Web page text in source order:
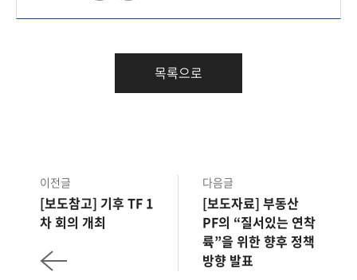
목록으로
이전글
[보도참고] 기후 TF 1
차 회의 개최
다음글
[보도자료] 부동산
PF의 “질서있는 연착
륙”을 위한 향후 정책
방향 발표